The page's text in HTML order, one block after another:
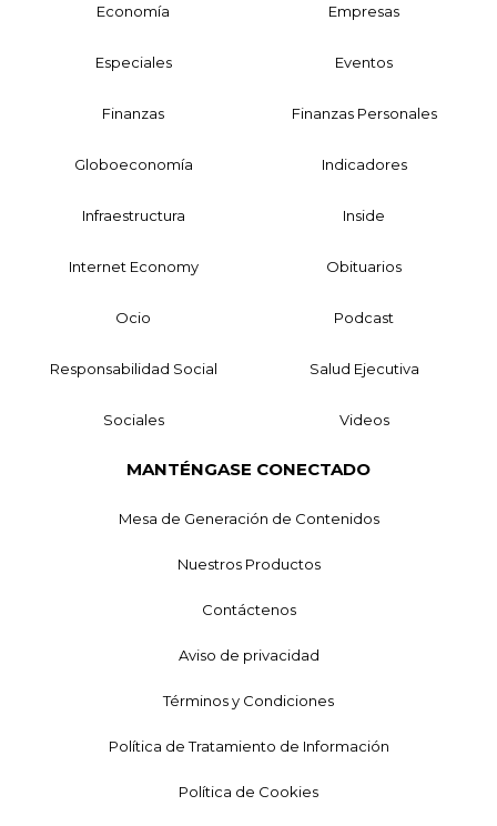
Economía Empresas
Especiales Eventos
Finanzas Finanzas Personales
Globoeconomía Indicadores
Infraestructura Inside
Internet Economy Obituarios
Ocio Podcast
Responsabilidad Social Salud Ejecutiva
Sociales Videos
MANTÉNGASE CONECTADO
Mesa de Generación de Contenidos
Nuestros Productos
Contáctenos
Aviso de privacidad
Términos y Condiciones
Política de Tratamiento de Información
Política de Cookies